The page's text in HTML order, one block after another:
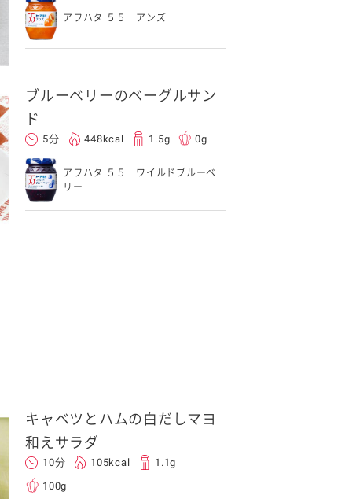
アヲハタ ５５ アンズ
ブルーベリーのベーグルサン
ド
5分 448kcal 1.5g 0g
アヲハタ ５５ ワイルドブルーベ
リー
キャベツとハムの白だしマヨ
和えサラダ
10分 105kcal
1.1g
100g